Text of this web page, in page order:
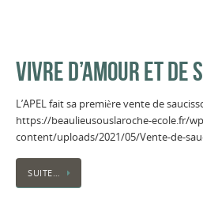
VIVRE D’AMOUR ET DE
L’APEL fait sa première vente de
https://beaulieusouslaroche-ecole.fr/
content/uploads/2021/05/Vente-de-
SUITE…